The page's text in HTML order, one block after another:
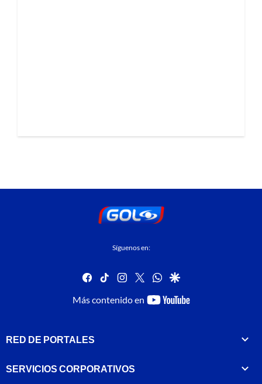
Síguenos en:
facebook
tiktok instagram
twitterwhatsapp
google
Más contenido en
youtube-
RED DE PORTALES
SERVICIOS CORPORATIVOS